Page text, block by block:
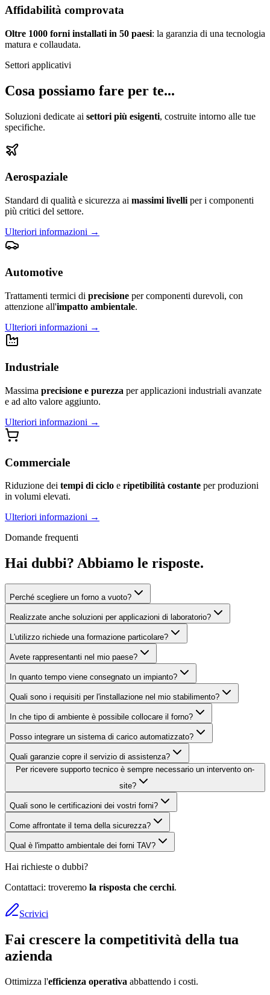
Affidabilità comprovata
Oltre 1000 forni installati in 50 paesi: la garanzia di una tecnologia
matura e collaudata.
Settori applicativi
Cosa possiamo fare per te...
Soluzioni dedicate ai settori più esigenti, costruite intorno alle tue
specifiche.
Aerospaziale
Standard di qualità e sicurezza ai massimi livelli per i componenti
più critici del settore.
Ulteriori informazioni →
Automotive
Trattamenti termici di precisione per componenti durevoli, con
attenzione all'impatto ambientale.
Ulteriori informazioni →
Industriale
Massima precisione e purezza per applicazioni industriali avanzate
e ad alto valore aggiunto.
Ulteriori informazioni →
Commerciale
Riduzione dei tempi di ciclo e ripetibilità costante per produzioni
in volumi elevati.
Ulteriori informazioni →
Domande frequenti
Hai dubbi? Abbiamo le risposte.
Perché scegliere un forno a vuoto?
Realizzate anche soluzioni per applicazioni di laboratorio?
L'utilizzo richiede una formazione particolare?
Avete rappresentanti nel mio paese?
In quanto tempo viene consegnato un impianto?
Quali sono i requisiti per l'installazione nel mio stabilimento?
In che tipo di ambiente è possibile collocare il forno?
Posso integrare un sistema di carico automatizzato?
Quali garanzie copre il servizio di assistenza?
Per ricevere supporto tecnico è sempre necessario un intervento on-
site?
Quali sono le certificazioni dei vostri forni?
Come affrontate il tema della sicurezza?
Qual è l'impatto ambientale dei forni TAV?
Hai richieste o dubbi?
Contattaci: troveremo la risposta che cerchi.
Scrivici
Fai crescere la competitività della tua
azienda
Ottimizza l'efficienza operativa abbattendo i costi.